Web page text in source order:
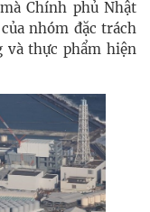
Chính phủ Nhật
nhóm đặc trách
và thực phẩm hiện